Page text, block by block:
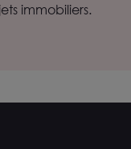
immobiliers.